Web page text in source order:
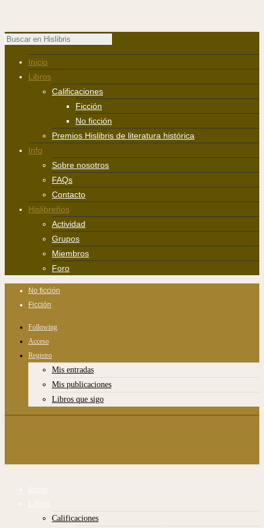
Inicio
Libros
Calificaciones
Ficción
No ficción
Premios Hislibris de literatura histórica
Info
Sobre nosotros
FAQs
Contacto
Hislibreños
Actividad
Grupos
Miembros
Foro
No ficción
Ficción
Following
Acceso
Registro
Mis entradas
Mis publicaciones
Libros que sigo
Inicio
Libros
Calificaciones